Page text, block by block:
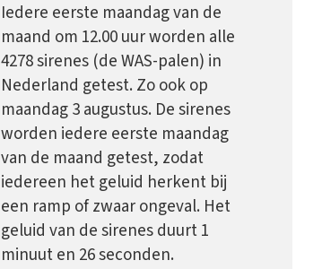
Iedere eerste maandag van de
maand om 12.00 uur worden alle
4278 sirenes (de WAS-palen) in
Nederland getest. Zo ook op
maandag 3 augustus. De sirenes
worden iedere eerste maandag
van de maand getest, zodat
iedereen het geluid herkent bij
een ramp of zwaar ongeval. Het
geluid van de sirenes duurt 1
minuut en 26 seconden.